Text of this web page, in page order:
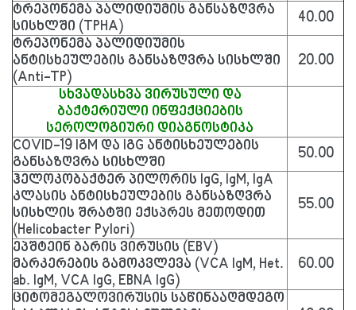
ტრეპონემა პალიდიუმის განსაზღვრა
სისხლში (TPHA)
40.00
ტრეპონემა პალიდიუმის
ანტისხეულების განსაზღვრა სისხლში
(Anti-TP)
20.00
სხვადასხვა ვირუსული და
ბაქტერიული ინფექციების
სეროლოგიური დიაგნოსტიკა
COVID-19 IგM და IგG ანტისხეულების
განსაზღვრა სისხლში
50.00
ჰელოკობაქტერ პილორის IgG, IgM, IgA
კლასის ანტისხეულების განსაზღვრა
სისხლის შრატში ექსპრეს მეთოდით
(Helicobacter Pylori)
55.00
ეპშტეინ ბარის ვირუსის (EBV)
მარკერების გამოკვლევა (VCA IgM, Het.
ab. IgM, VCA IgG, EBNA IgG)
60.00
ციტომეგალოვირუსის საწინააღმდეგო